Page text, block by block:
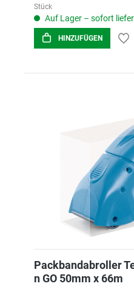
Stück
Auf Lager – sofort
HINZUFÜGEN
Packbandabroller
n GO 50mm x 66m